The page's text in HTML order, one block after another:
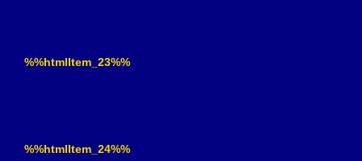
%%htmlItem_23%%
%%htmlItem_24%%